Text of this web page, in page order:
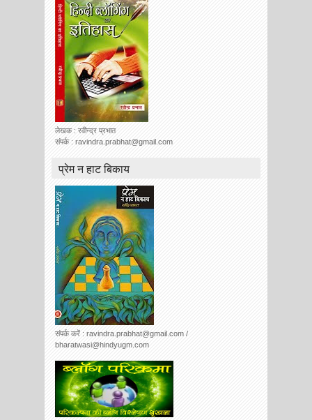
लेखक : रवीन्द्र प्रभात
संपर्क : ravindra.prabhat@gmail.com
प्रेम न हाट बिकाय
संपर्क करें : ravindra.prabhat@gmail.com /
bharatwasi@hindyugm.com